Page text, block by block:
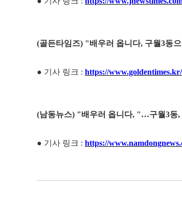
(골든타임즈) "배 우러 옵니다, 구월3동
● 기사 링크 : https://
(남동뉴스) "배우러 옵니다, "…구월3동,
● 기사 링크 : https://